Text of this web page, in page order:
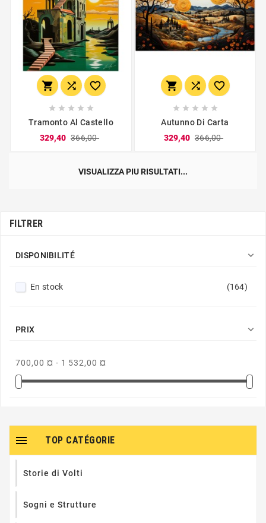
  
    
Tramonto Al Castello
329,40 366,00
  
    
Autunno Di Carta
329,40 366,00
VISUALIZZA PIU RISULTATI...
FILTRER
DISPONIBILITÉ 
En stock (164)
PRIX 
700,00 ¤ - 1 532,00 ¤
TOP CATÉGORIE

Storie di Volti
Sogni e Strutture